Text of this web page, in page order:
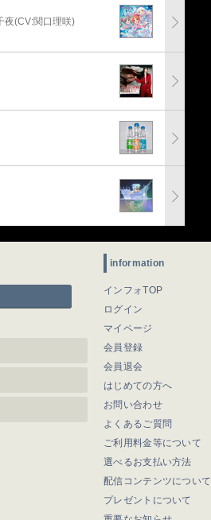
夜(CV:関口理咲)
information
インフォTOP
ログイン
マイページ
会員登録
会員退会
はじめての方へ
お問い合わせ
よくあるご質問
ご利用料金等について
選べるお支払い方法
配信コンテンツについて
プレゼントについて